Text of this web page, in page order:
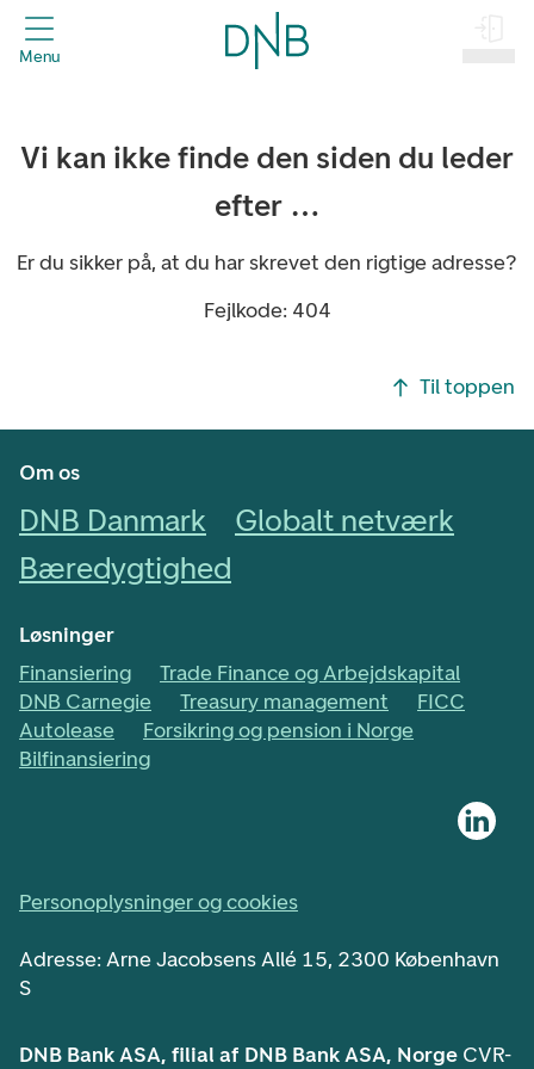
header.title
Menu
Vi kan ikke finde den siden du leder
efter …
Er du sikker på, at du har skrevet den rigtige adresse?
Fejlkode: 404
Til toppen
Om os
DNB Danmark
Globalt netværk
Bæredygtighed
Løsninger
Finansiering
Trade Finance og Arbejdskapital
DNB Carnegie
Treasury management
FICC
Autolease
Forsikring og pension i Norge
Bilfinansiering
Personoplysninger og cookies
Adresse: Arne Jacobsens Allé 15, 2300 København
S
DNB Bank ASA, filial af DNB Bank ASA, Norge CVR-